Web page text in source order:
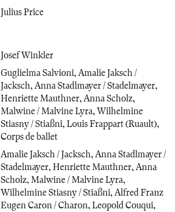
Julius Price
Josef Winkler
Guglielma Salvioni, Amalie Jaksch /
Jacksch, Anna Stadlmayer / Stadelmayer,
Henriette Mauthner, Anna Scholz,
Malwine / Malvine Lyra, Wilhelmine
Stiasny / Stiaßni, Louis Frappart (Ruault),
Corps de ballet
Amalie Jaksch / Jacksch, Anna Stadlmayer /
Stadelmayer, Henriette Mauthner, Anna
Scholz, Malwine / Malvine Lyra,
Wilhelmine Stiasny / Stiaßni, Alfred Franz
Eugen Caron / Charon, Leopold Couqui,